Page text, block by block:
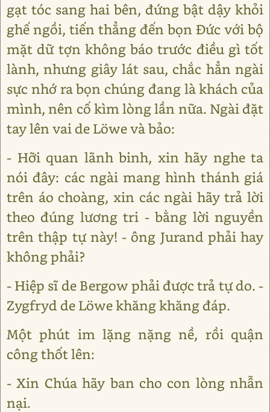
gạt tóc sang hai bên, đứng bật dậy khỏi
ghế ngồi, tiến thẳng đến bọn Đức với bộ
mặt dữ tợn không báo trước điều gì tốt
lành, nhưng giây lát sau, chắc hẳn ngài
sực nhớ ra bọn chúng đang là khách của
mình, nên cố kìm lòng lần nữa. Ngài đặt
tay lên vai de Lӧwe và bảo:
- Hỡi quan lãnh binh, xin hãy nghe ta
nói đây: các ngài mang hình thánh giá
trên áo choàng, xin các ngài hãy trả lời
theo đúng lương tri - bằng lời nguyền
trên thập tự này! - ông Jurand phải hay
không phải?
- Hiệp sĩ de Bergow phải được trả tự do. -
Zygfryd de Lӧwe khăng khăng đáp.
Một phút im lặng nặng nề, rồi quận
công thốt lên:
- Xin Chúa hãy ban cho con lòng nhẫn
nại.